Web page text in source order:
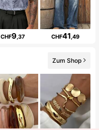
CHF9,37 CHF41 ,49
Zum Shop